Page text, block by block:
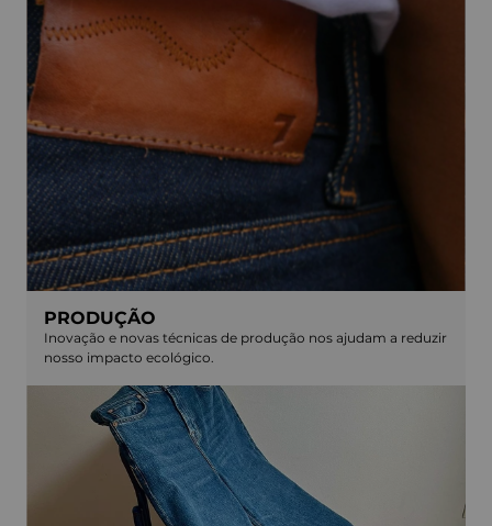
PRODUÇÃO
Inovação e novas técnicas de produção nos ajudam a reduzir
nosso impacto ecológico.